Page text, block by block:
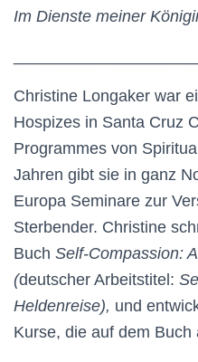
Im Dienste meiner
Christine Longaker war
Hospizes in Santa Cruz
Programmes von
Jahren gibt sie in ganz
Europa Seminare zur
Sterbender. Christine
Buch Self-Compassion:
(deutscher Arbeitstitel:
Heldenreise), und
Kurse, die auf dem Buch